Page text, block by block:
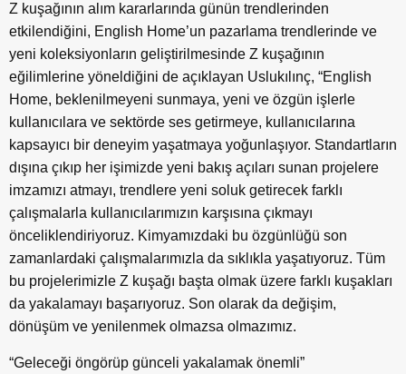
Z kuşağının alım kararlarında günün trendlerinden
etkilendiğini, English Home’un pazarlama trendlerinde ve
yeni koleksiyonların geliştirilmesinde Z kuşağının
eğilimlerine yöneldiğini de açıklayan Uslukılınç, “English
Home, beklenilmeyeni sunmaya, yeni ve özgün işlerle
kullanıcılara ve sektörde ses getirmeye, kullanıcılarına
kapsayıcı bir deneyim yaşatmaya yoğunlaşıyor. Standartların
dışına çıkıp her işimizde yeni bakış açıları sunan projelere
imzamızı atmayı, trendlere yeni soluk getirecek farklı
çalışmalarla kullanıcılarımızın karşısına çıkmayı
önceliklendiriyoruz. Kimyamızdaki bu özgünlüğü son
zamanlardaki çalışmalarımızla da sıklıkla yaşatıyoruz. Tüm
bu projelerimizle Z kuşağı başta olmak üzere farklı kuşakları
da yakalamayı başarıyoruz. Son olarak da değişim,
dönüşüm ve yenilenmek olmazsa olmazımız.
“Geleceği öngörüp günceli yakalamak önemli”